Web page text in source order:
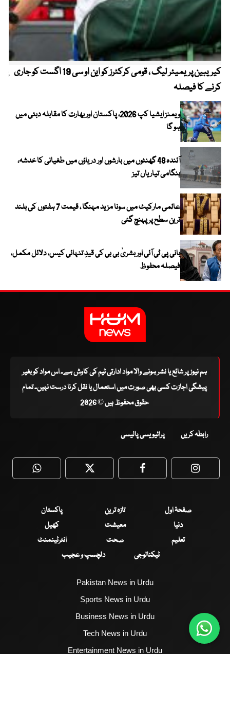
کیریبین پریمیئر لیگ ، قومی کرکٹرز کو این او سی 19 اگست کو جاری
کرنے کا فیصلہ
ویمنز ایشیا کپ 2026، پاکستان اور بھارت کا مقابلہ دبئی میں
ہو گا
آئندہ 48 گھنٹوں میں بارشوں اور دریاؤں میں طغیانی کا خدشہ،
ہنگامی تیاریاں تیز
عالمی مارکیٹ میں سونا مزید مہنگا ، قیمت 7 ہفتوں کی بلند
ترین سطح پر پہنچ گئی
بانی پی ٹی آئی اور بشریٰ بی بی کی قیدِ تنہائی کیس، دلائل مکمل،
فیصلہ محفوظ
ہم نیوز پر شائع یا نشر ہونے والا مواد ادارتی ٹیم کی کاوش ہے۔ اس مواد کو بغیر
پیشگی اجازت کسی بھی صورت میں استعمال یا نقل کرنا درست نہیں۔ تمام
حقوق محفوظ ہیں © 2026
رابطہ کریں پرائیویسی پالیسی
WhatsApp Twitter Facebook
صفحۂ اول تازہ ترین
پاکستان
دنیا
معیشت
کھیل
تعلیم
صحت
انٹرٹینمنٹ
ٹیکنالوجی
دلچسپ و عجیب
Pakistan News in Urdu
Sports News in Urdu
Business News in Urdu
Tech News in Urdu
Entertainment News in Urdu